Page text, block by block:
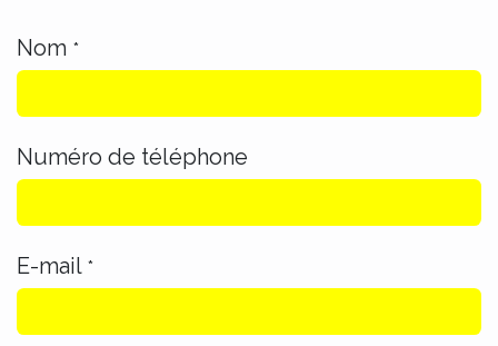
Nom *
Numéro de téléphone
E-mail *